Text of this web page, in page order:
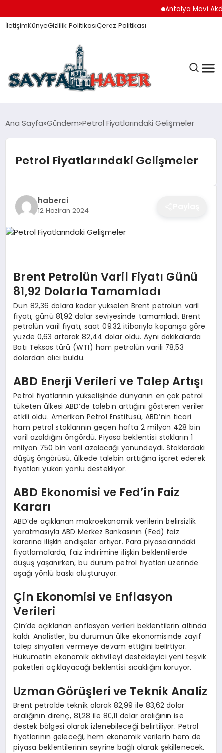
Antalya Mavi
İletişimKünyeGizlilik PolitikasıÇerez Politikası
ANA SAYFA
GÜNDEM
İZMIR HABERLERI
EĞITIM
SAĞLIK
SPOR
YAŞAM
DIĞER
Ana Sayfa Gündem Petrol Fiyatlarındaki Gelişmeler
Petrol Fiyatlarındaki Gelişmeler
haberci
12 Haziran 2024
Brent Petrolün Varil Fiyatı Günü
81,92 Dolarla Tamamladı
Dün 82,36 dolara kadar yükselen Brent petrolün varil
fiyatı, günü 81,92 dolar seviyesinde tamamladı. Brent
petrolün varil fiyatı, saat 09.32 itibarıyla kapanışa göre
yüzde 0,63 artarak 82,44 dolar oldu. Aynı dakikalarda
Batı Teksas türü (WTI) ham petrolün varili 78,53
dolardan alıcı buldu.
ABD Enerji Verileri ve Talep Artışı
Petrol fiyatlarının yükselişinde dünyanın en çok petrol
tüketen ülkesi ABD’de talebin arttığını gösteren veriler
etkili oldu. Amerikan Petrol Enstitüsü, ABD’nin ticari
ham petrol stoklarının geçen hafta 2 milyon 428 bin
varil azaldığını öngördü. Piyasa beklentisi stokların 1
milyon 750 bin varil azalacağı yönündeydi. Stoklardaki
düşüş öngörüsü, ülkede talebin arttığına işaret ederek
fiyatları yukarı yönlü destekliyor.
ABD Ekonomisi ve Fed’in Faiz
Kararı
ABD’de açıklanan makroekonomik verilerin belirsizlik
yaratmasıyla ABD Merkez Bankasının (Fed) faiz
kararına ilişkin endişeler artıyor. Para piyasalarındaki
fiyatlamalarda, faiz indirimine ilişkin beklentilerde
düşüş yaşanırken, bu durum petrol fiyatları üzerinde
aşağı yönlü baskı oluşturuyor.
Çin Ekonomisi ve Enflasyon
Verileri
Çin’de açıklanan enflasyon verileri beklentilerin altında
kaldı. Analistler, bu durumun ülke ekonomisinde zayıf
talep sinyalleri vermeye devam ettiğini belirtiyor.
Hükümetin ekonomik aktiviteyi destekleyici yeni teşvik
paketleri açıklayacağı beklentisi sıcaklığını koruyor.
Uzman Görüşleri ve Teknik Analiz
Brent petrolde teknik olarak 82,99 ile 83,62 dolar
aralığının direnç, 81,28 ile 80,11 dolar aralığının ise
destek bölgesi olarak izlenebileceği belirtiliyor. Petrol
fiyatlarının geleceği, hem ekonomik verilerin hem de
piyasa beklentilerinin seyrine bağlı olarak şekillenecek.